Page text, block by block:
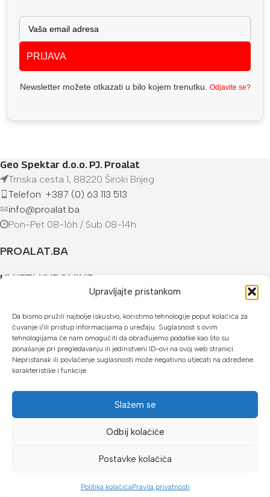
Upravljajte pristankom
Da bismo pružili najbolje iskustvo, koristimo tehnologije poput kolačića za
čuvanje i/ili pristup informacijama o uređaju. Suglasnost s ovim
tehnologijama će nam omogućiti da obrađujemo podatke kao što su
ponašanje pri pregledavanju ili jedinstveni ID-ovi na ovoj web stranici.
Nepristanak ili povlačenje suglasnosti može negativno utjecati na određene
karakteristike i funkcije.
Slažem se
Odbij kolaćiće
Postavke kolačića
Politika kolačićaPravila privatnosti
PRIJAVA
Newsletter možete otkazati u bilo kojem trenutku. Odjavite se?
Geo Spektar d.o.o. PJ. Proalat
Trnska cesta 1, 88220 Široki Brijeg
Telefon: +387 (0) 63 113 513
info@proalat.ba
Pon-Pet 08-16h / Sub 08-14h
PROALAT.BA
UVJETI KUPOVINE
U našoj web trgovini možete platiti:
Kreditnim karticama jednokratno ili do 24 rate
Gotovinom prilikom preuzimanja
Mikrofin do 18 rata
Copyright © 2026 Proalat.ba